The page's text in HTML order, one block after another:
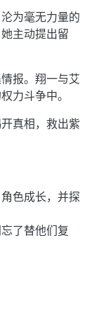
为毫无力量的
主动提出留
报。翔一与艾
力斗争中。
真相，救出紫
色成长，并探
了替他们复